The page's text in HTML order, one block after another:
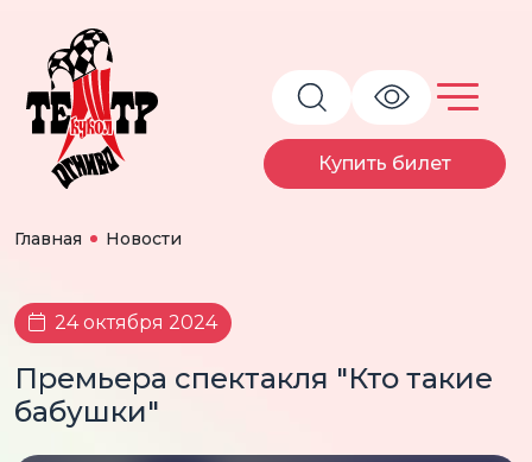
Купить билет
Главная Новости
24 октября 2024
Премьера спектакля "Кто такие
бабушки"